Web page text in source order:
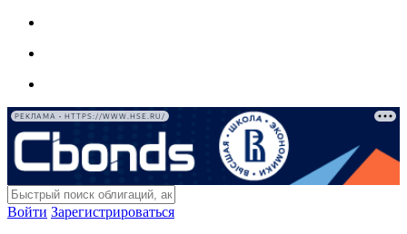
РЕКЛАМА • HTTPS://WWW.HSE.RU/
Войти Зарегистрироваться